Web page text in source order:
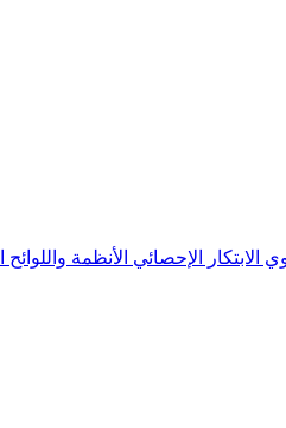
الابتكار الإحصائي الأنظمة واللوائح